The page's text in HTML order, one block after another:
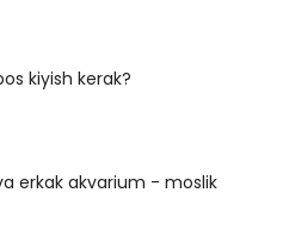
kiyish kerak?
erkak akvarium - moslik